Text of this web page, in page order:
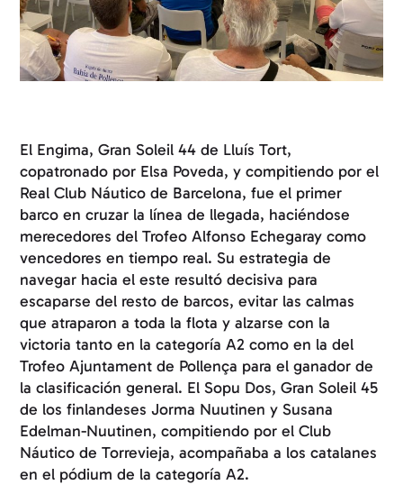
El Engima, Gran Soleil 44 de Lluís Tort,
copatronado por Elsa Poveda, y compitiendo por el
Real Club Náutico de Barcelona, fue el primer
barco en cruzar la línea de llegada, haciéndose
merecedores del Trofeo Alfonso Echegaray como
vencedores en tiempo real. Su estrategia de
navegar hacia el este resultó decisiva para
escaparse del resto de barcos, evitar las calmas
que atraparon a toda la flota y alzarse con la
victoria tanto en la categoría A2 como en la del
Trofeo Ajuntament de Pollença para el ganador de
la clasificación general. El Sopu Dos, Gran Soleil 45
de los finlandeses Jorma Nuutinen y Susana
Edelman-Nuutinen, compitiendo por el Club
Náutico de Torrevieja, acompañaba a los catalanes
en el pódium de la categoría A2.